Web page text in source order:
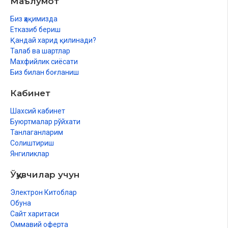
Жүн, қыл ҳәм усы сыяқлылардан исленген нәрселерди кийиў
мүмкин
Кийимлердиң реңи
Сәлле ҳәм оның ушы ҳаққында
Жүзик ҳаққындағы бөлим
Оның алтыннан болыўы – ҳарам, гүмистен болыўы – мустаҳаб
Геўиш
Азадалық – мустаҳаб
Кийимниң әдеплери ҳаққында
Липастың шәриятқа киргизилиўиниң ҳикмети
Липасқа тийисли ҳүкимлер
Биз ҳақимизда
Етказиб бериш
Қандай харид қилинади?
Талаб ва шартлар
Махфийлик сиёсати
Биз билан боғланиш
Кабинет
Шахсий кабинет
Буюртмалар рўйхати
Танлаганларим
Солиштириш
Янгиликлар
Ўқувчилар учун
Электрон Китоблар
Обуна
Сайт харитаси
Оммавий оферта